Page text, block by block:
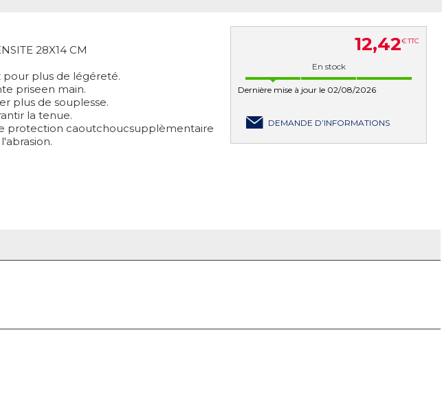
28X14 CM
pour plus de légéreté.
priseen main.
plus de souplesse.
la tenue.
protection caoutchoucsupplèmentaire
12,42€TTC
En stock
Dernière mise à jour le 02/08/2026
DEMANDE D’INFORMATIONS